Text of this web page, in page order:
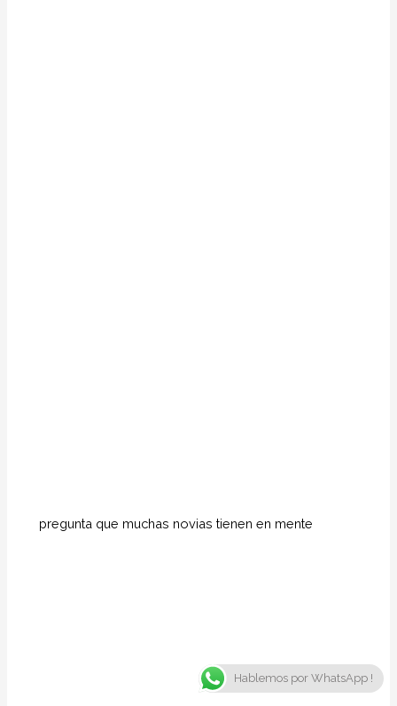
pregunta que muchas novias tienen en mente
Hablemos por WhatsApp !